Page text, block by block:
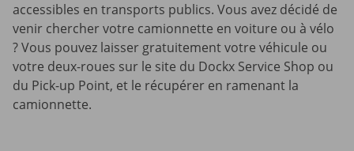
accessibles en transports publics. Vous avez décidé de
venir chercher votre camionnette en voiture ou à vélo
? Vous pouvez laisser gratuitement votre véhicule ou
votre deux-roues sur le site du Dockx Service Shop ou
du Pick-up Point, et le récupérer en ramenant la
camionnette.